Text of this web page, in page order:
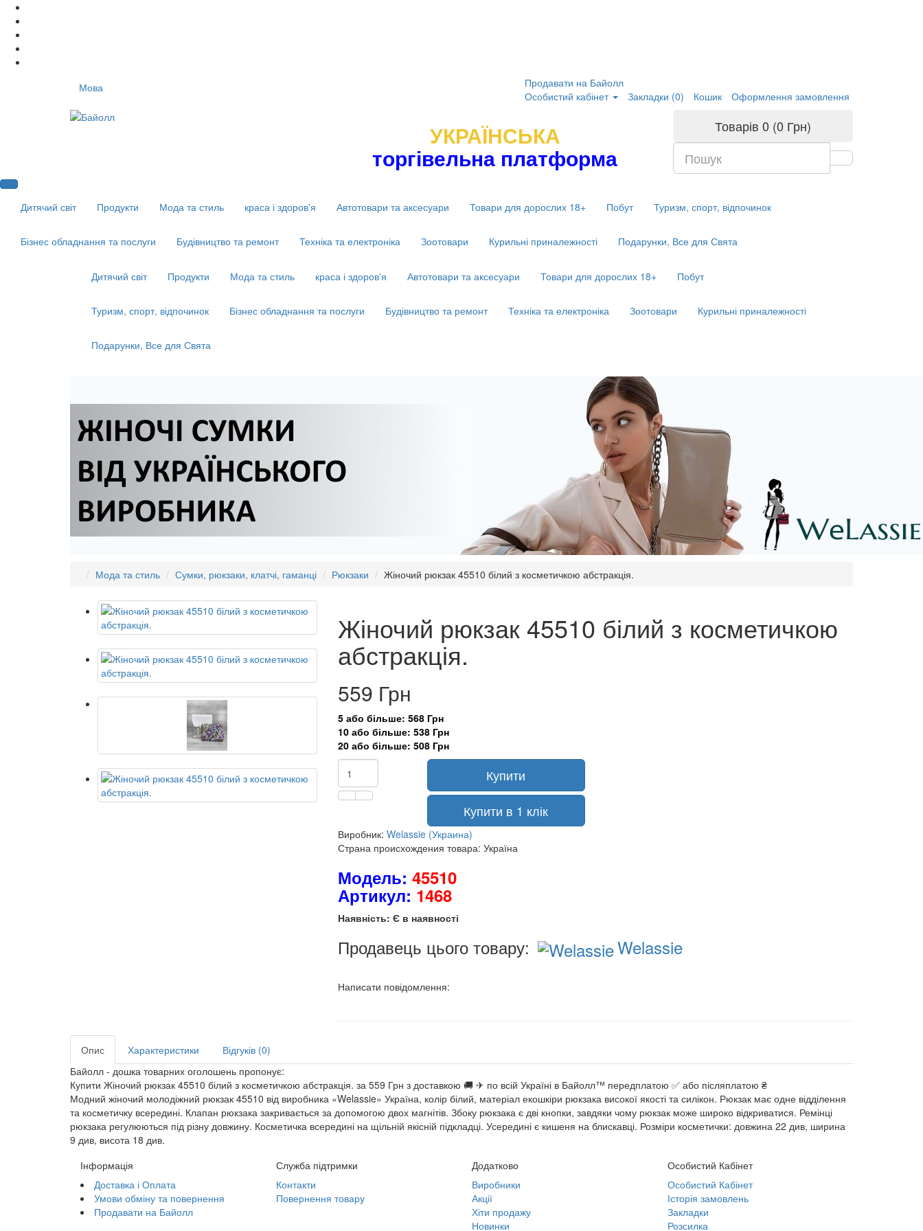
Мова
Продавати на Байолл
Особистий кабінет
Закладки (0) Кошик Оформлення замовлення
УКРАЇНСЬКА
торгівельна платформа
Товарів 0 (0 Грн)
Дитячий світ Продукти Мода та стиль краса і здоров'я Автотовари та аксесуари Товари для дорослих 18+ Побут Туризм, спорт, відпочинок
Бізнес обладнання та послуги Будівництво та ремонт Техніка та електроніка Зоотовари Курильні приналежності Подарунки, Все для Свята
Дитячий світ Продукти Мода та стиль краса і здоров'я Автотовари та аксесуари Товари для дорослих 18+ Побут
Туризм, спорт, відпочинок Бізнес обладнання та послуги Будівництво та ремонт Техніка та електроніка Зоотовари Курильні приналежності
Подарунки, Все для Свята
Мода та стиль Сумки, рюкзаки, клатчі, гаманці Рюкзаки Жіночий рюкзак 45510 білий з косметичкою абстракція.
Жіночий рюкзак 45510 білий з косметичкою
абстракція.
559 Грн
5 або більше: 568 Грн
10 або більше: 538 Грн
20 або більше: 508 Грн
Купити
Купити в 1 клік
Виробник: Welassie (Украина)
Страна происхождения товара: Україна
Модель: 45510
Артикул: 1468
Наявність: Є в наявності
Продавець цього товару: Welassie
Написати повідомлення:
Опис Характеристики
Відгуків (0)
Байолл - дошка товарних оголошень пропонує:
Купити Жіночий рюкзак 45510 білий з косметичкою абстракція. за 559 Грн з доставкою 🚚 ✈ по всій Україні в Байолл™ передплатою ✅ або післяплатою ₴
Модний жіночий молодіжний рюкзак 45510 від виробника «Welassie» Україна, колір білий, матеріал екошкіри рюкзака високої якості та силікон. Рюкзак має одне відділення
та косметичку всередині. Клапан рюкзака закривається за допомогою двох магнітів. Збоку рюкзака є дві кнопки, завдяки чому рюкзак може широко відкриватися. Ремінці
рюкзака регулюються під різну довжину. Косметичка всередині на щільній якісній підкладці. Усередині є кишеня на блискавці. Розміри косметички: довжина 22 див, ширина
9 див, висота 18 див.
Інформація
Доставка і Оплата
Умови обміну та повернення
Продавати на Байолл
Служба підтримки
Контакти
Повернення товару
Додатково
Виробники
Акції
Хіти продажу
Новинки
Особистий Кабінет
Особистий Кабінет
Історія замовлень
Закладки
Розсилка